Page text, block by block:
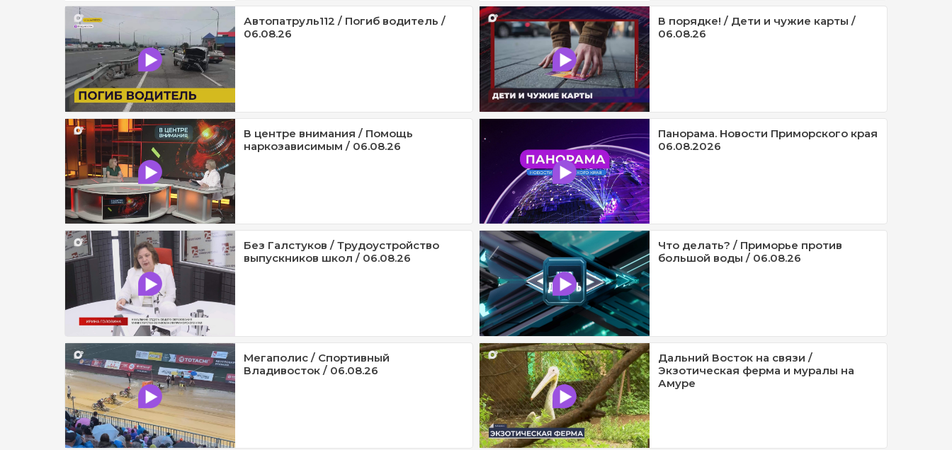
Автопатруль112 / Погиб водитель /
06.08.26
В порядке! / Дети и чужие карты /
06.08.26
В центре внимания / Помощь
наркозависимым / 06.08.26
Панорама. Новости Приморского края
06.08.2026
Без Галстуков / Трудоустройство
выпускников школ / 06.08.26
Что делать? / Приморье против
большой воды / 06.08.26
Мегаполис / Спортивный
Владивосток / 06.08.26
Дальний Восток на связи /
Экзотическая ферма и муралы на
Амуре